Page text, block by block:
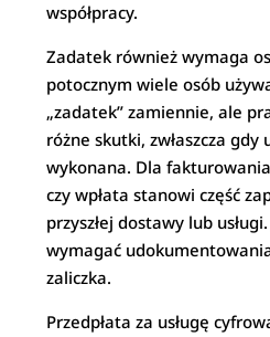
współpracy.
Zadatek również wymaga
potocznym wiele osób
„zadatek” zamiennie, ale
różne skutki, zwłaszcza
wykonana. Dla
czy wpłata stanowi część
przyszłej dostawy lub
wymagać
zaliczka.
Przedpłata za usługę